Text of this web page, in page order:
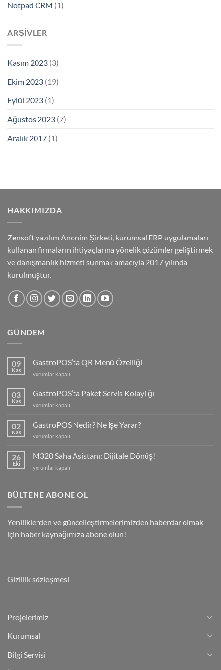
Notpad CRM (1)
ARŞIVLER
Kasım 2023 (3)
Ekim 2023 (19)
Eylül 2023 (1)
Ağustos 2023 (7)
Aralık 2017 (1)
HAKKIMIZDA
Zensoft yazılım Anonim Şirketi, kurumsal ERP uygulamaları
kullanan firmaların ihtiyaçlarına yönelik çözümler geliştirmek
ve danışmanlık hizmeti sunmak amacıyla 2017 yılında
kurulmuştur.
GÜNDEM
09
Kas
GastroPOS’ta QR Menü Özelliği
GastroPOS’ta
Menü
Özelliği
için
yorumlar kapalı
03
Kas
GastroPOS’ta Paket Servis Kolaylığı
GastroPOS’ta
Servis
Kolaylığı
için
yorumlar kapalı
02
Kas
GastroPOS Nedir? Ne İşe Yarar?
GastroPOS
Ne
İşe
Yarar?
yorumlar kapalı
26
Eki
M320 Saha Asistanı: Dijitale Dönüş!
M320
Dijitale
yorumlar kapalı
BÜLTENE ABONE OL
Yeniliklerden ve güncelleştirmelerimizden haberdar olmak
için haber kaynağımıza abone olun!
Gizlilik sözleşmesi
Projelerimiz
Kurumsal
Bilgi Servisi